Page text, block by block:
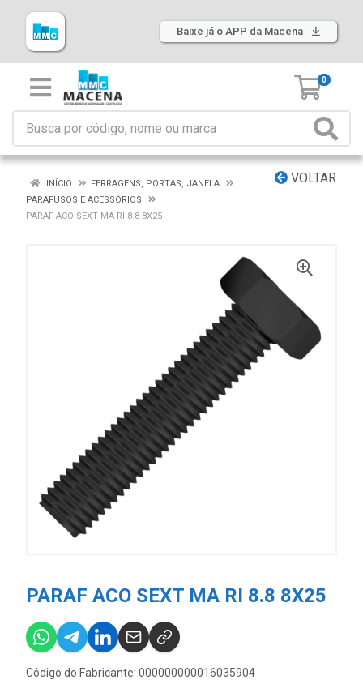
Baixe já o APP da Macena
0
VOLTAR
INÍCIO
FERRAGENS, PORTAS, JANELA
PARAFUSOS E ACESSÓRIOS
PARAF ACO SEXT MA RI 8.8 8X25
PARAF ACO SEXT MA RI 8.8 8X25
Código do Fabricante: 000000000016035904